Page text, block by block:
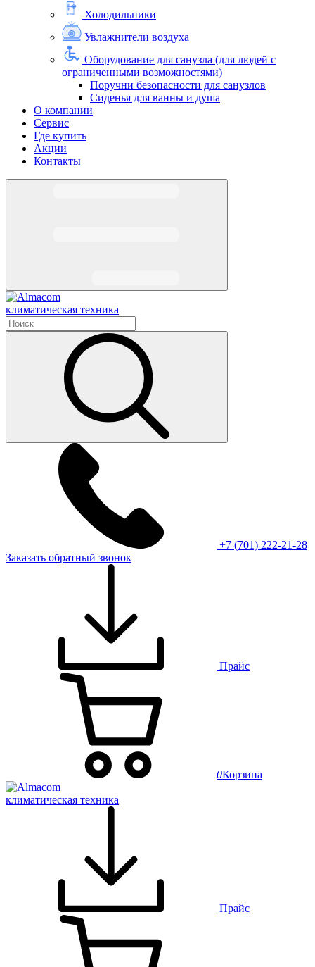
Холодильники
Увлажнители воздуха
Оборудование для санузла (для людей с
ограниченными возможностями)
Поручни безопасности для санузлов
Сиденья для ванны и душа
О компании
Сервис
Где купить
Акции
Контакты
климатическая техника
+7 (701) 222-21-28
Заказать обратный звонок
Прайс
0Корзина
климатическая техника
Прайс